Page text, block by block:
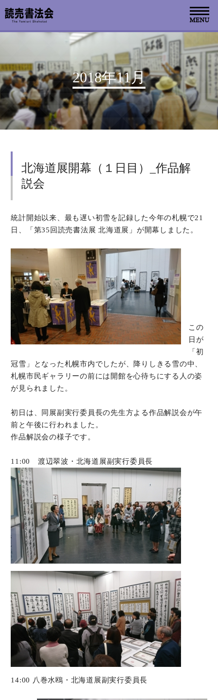
2018年11月
北海道展開幕（１日目）_作品解
説会
統計開始以来、最も遅い初雪を記録した今年の札幌で21
日、「第35回読売書法展 北海道展」が開幕しました。
この
日が
「初
冠雪」となった札幌市内でしたが、降りしきる雪の中、
札幌市民ギャラリーの前には開館を心待ちにする人の姿
が見られました。
初日は、同展副実行委員長の先生方よる作品解説会が午
前と午後に行われました。
作品解説会の様子です。
11:00 渡辺翠波・北海道展副実行委員長
14:00 八巻水鴎・北海道展副実行委員長
お知らせ
読売書法会について
読売書法展
関連書道展
デジタルアーカイブ
お問い合わせ